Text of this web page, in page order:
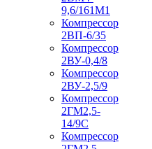
9,6/161М1
Компрессор
2ВП-6/35
Компрессор
2ВУ-0,4/8
Компрессор
2ВУ-2,5/9
Компрессор
2ГМ2,5-
14/9С
Компрессор